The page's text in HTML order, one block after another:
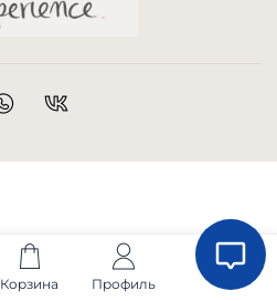
Корзина Профиль